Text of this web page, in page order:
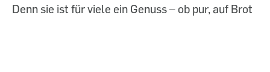
Denn sie ist für viele ein Genuss – ob pur, auf Brot